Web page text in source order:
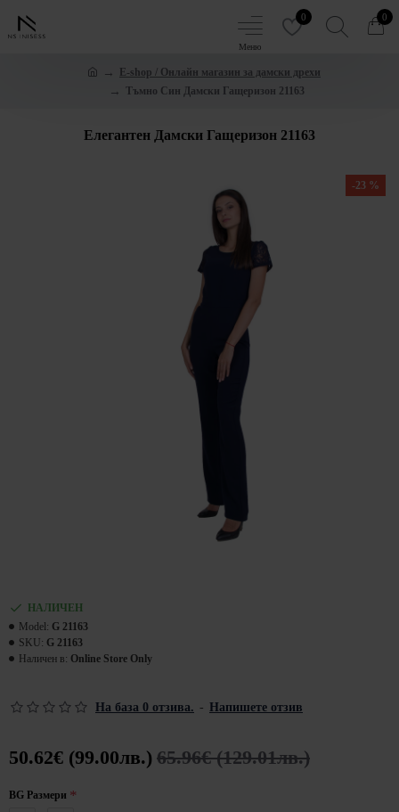
0 0
E-shop / Онлайн магазин за дамски дрехи
Тъмно Син Дамски Гащеризон 21163
Елегантен Дамски Гащеризон 21163
-23 %
НАЛИЧЕН
Model: G 21163
SKU: G 21163
Наличен в: Online Store Only
На база 0 отзива. - Напишете отзив
50.62€ (99.00лв.) 65.96€ (129.01лв.)
BG Размери